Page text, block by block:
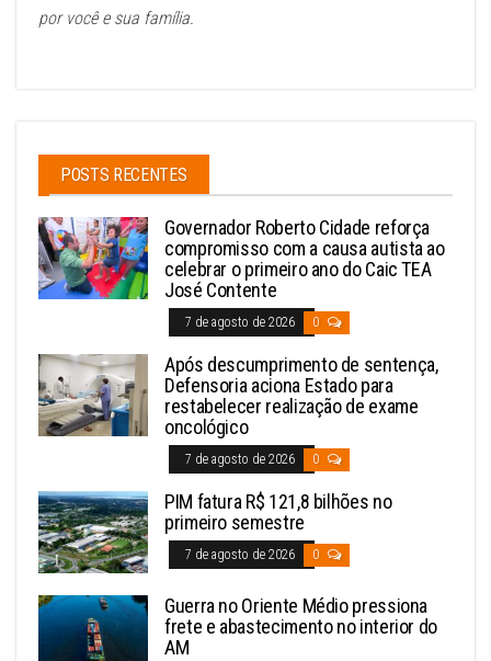
por você e sua família.
POSTS RECENTES
Governador Roberto Cidade reforça
compromisso com a causa autista ao
celebrar o primeiro ano do Caic TEA
José Contente
7 de agosto de 2026 0
Após descumprimento de sentença,
Defensoria aciona Estado para
restabelecer realização de exame
oncológico
7 de agosto de 2026 0
PIM fatura R$ 121,8 bilhões no
primeiro semestre
7 de agosto de 2026 0
Guerra no Oriente Médio pressiona
frete e abastecimento no interior do
AM